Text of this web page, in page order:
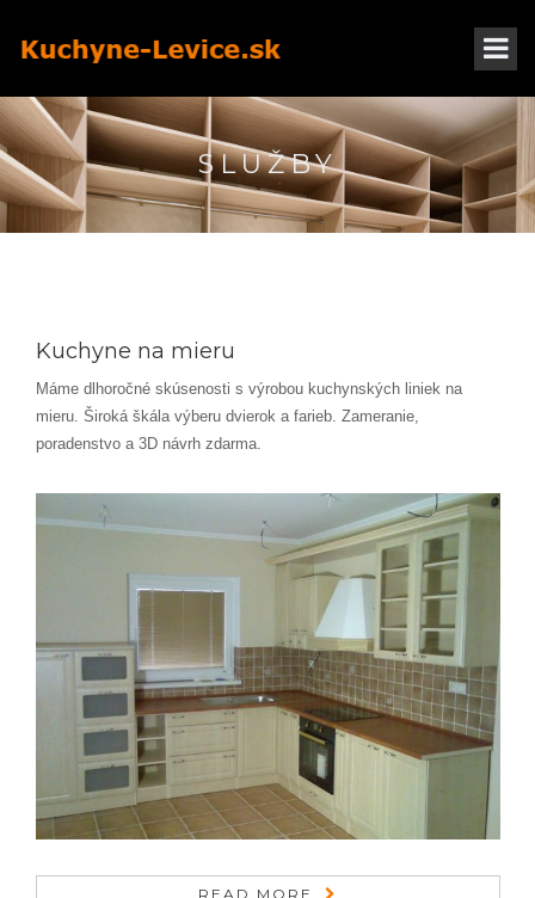
SLUŽBY
Kuchyne na mieru
Máme dlhoročné skúsenosti s výrobou kuchynských liniek na
mieru. Široká škála výberu dvierok a farieb. Zameranie,
poradenstvo a 3D návrh zdarma.
READ MORE